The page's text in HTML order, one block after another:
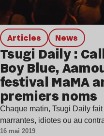
Articles news
Tsugi Daily :
Boy Blue,
festival MaMA
premiers noms
Chaque matin, Tsugi Daily
marrantes, idiotes ou au
16 mai 2019